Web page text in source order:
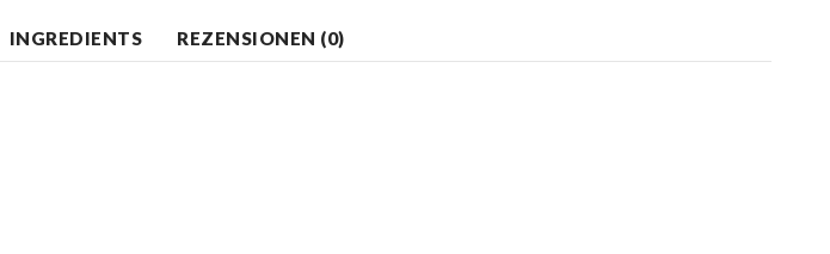
INGREDIENTS REZENSIONEN (0)